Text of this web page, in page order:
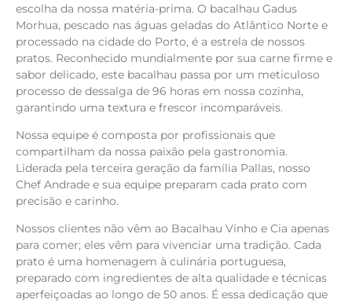
escolha da nossa matéria-prima. O bacalhau Gadus
Morhua, pescado nas águas geladas do Atlântico Norte e
processado na cidade do Porto, é a estrela de nossos
pratos. Reconhecido mundialmente por sua carne firme e
sabor delicado, este bacalhau passa por um meticuloso
processo de dessalga de 96 horas em nossa cozinha,
garantindo uma textura e frescor incomparáveis.
Nossa equipe é composta por profissionais que
compartilham da nossa paixão pela gastronomia.
Liderada pela terceira geração da família Pallas, nosso
Chef Andrade e sua equipe preparam cada prato com
precisão e carinho.
Nossos clientes não vêm ao Bacalhau Vinho e Cia apenas
para comer; eles vêm para vivenciar uma tradição. Cada
prato é uma homenagem à culinária portuguesa,
preparado com ingredientes de alta qualidade e técnicas
aperfeiçoadas ao longo de 50 anos. É essa dedicação que